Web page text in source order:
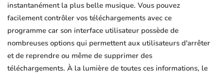
instantanément la plus belle musique. Vous pouvez
facilement contrôler vos téléchargements avec ce
programme car son interface utilisateur possède de
nombreuses options qui permettent aux utilisateurs d'arrêter
et de reprendre ou même de supprimer des
téléchargements. À la lumière de toutes ces informations, le